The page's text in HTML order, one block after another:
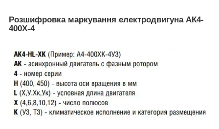
Розшифровка маркування електродвигуна АК4-
400X-4